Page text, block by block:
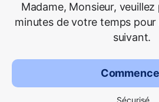
Madame, Monsieur,
minutes de votre temps
suivant.
Sécurisé